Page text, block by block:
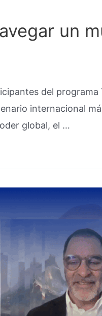
un
del
internacional
global, el …